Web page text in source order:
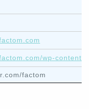
wp-content/
factom